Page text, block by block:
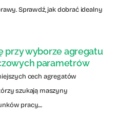
Sprawdź, jak dobrać idealny
przy wyborze agregatu
parametrów
cech agregatów
szukają maszyny
pracy....